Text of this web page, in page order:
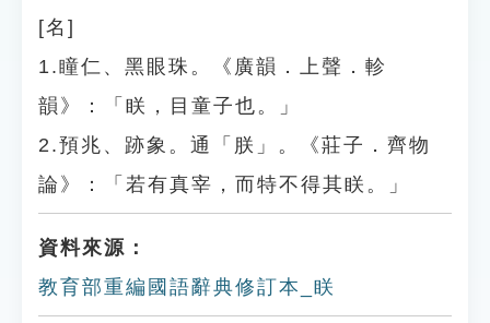
[名]
1.瞳仁、黑眼珠。《廣韻．上聲．軫
韻》：「眹，目童子也。」
2.預兆、跡象。通「朕」。《莊子．齊物
論》：「若有真宰，而特不得其眹。」
資料來源：
教育部重編國語辭典修訂本_眹